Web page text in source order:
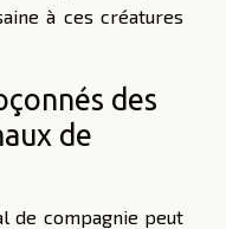
à ces créatures
des
de
de compagnie peut